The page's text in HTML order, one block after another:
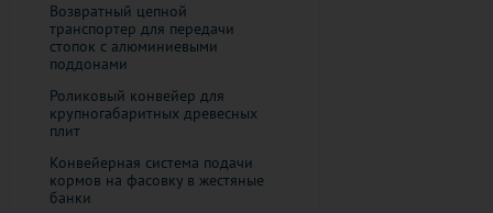
Возвратный цепной
транспортер для передачи
стопок с алюминиевыми
поддонами
Роликовый конвейер для
крупногабаритных древесных
плит
Конвейерная система подачи
кормов на фасовку в жестяные
банки